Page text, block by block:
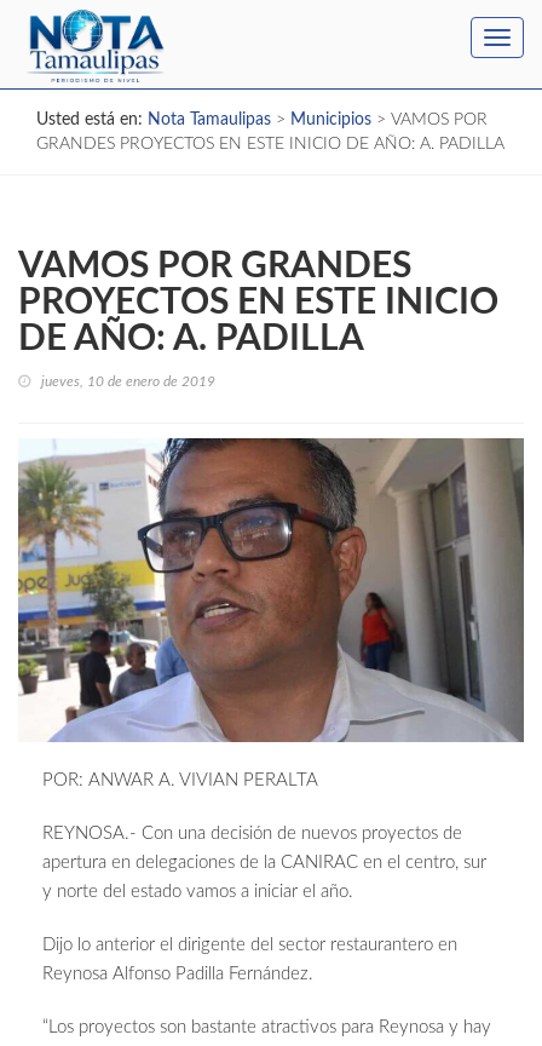
Usted está en: Nota Tamaulipas > Municipios > VAMOS POR
GRANDES PROYECTOS EN ESTE INICIO DE AÑO: A. PADILLA
VAMOS POR GRANDES
PROYECTOS EN ESTE INICIO
DE AÑO: A. PADILLA
jueves, 10 de enero de 2019
POR: ANWAR A. VIVIAN PERALTA
REYNOSA.- Con una decisión de nuevos proyectos de
apertura en delegaciones de la CANIRAC en el centro, sur
y norte del estado vamos a iniciar el año.
Dijo lo anterior el dirigente del sector restaurantero en
Reynosa Alfonso Padilla Fernández.
“Los proyectos son bastante atractivos para Reynosa y hay